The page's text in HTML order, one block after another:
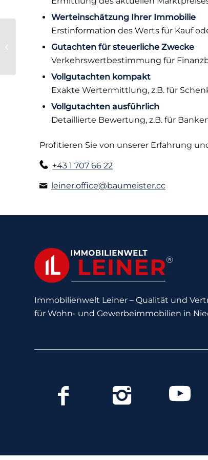
Werteinschätzung Ihrer Immobilie
Erstinformation des Werts für Kauf
Gutachten für steuerliche Zwecke
Verkehrswertbestimmung für
Vollgutachten kompakt
Exakte Wertermittlung, z.B. für
Vollgutachten ausführlich
Detaillierte Bewertung, z.B. für
Profitieren Sie von unserer Erfahrung
+43 1 707 66 22
leiner.office@baumeister.cc
Immobilienwelt Leiner – Qualität und
für Wohn- und Gewerbeimmobilien in
Beratung zu
Finanzierung und
Förderung